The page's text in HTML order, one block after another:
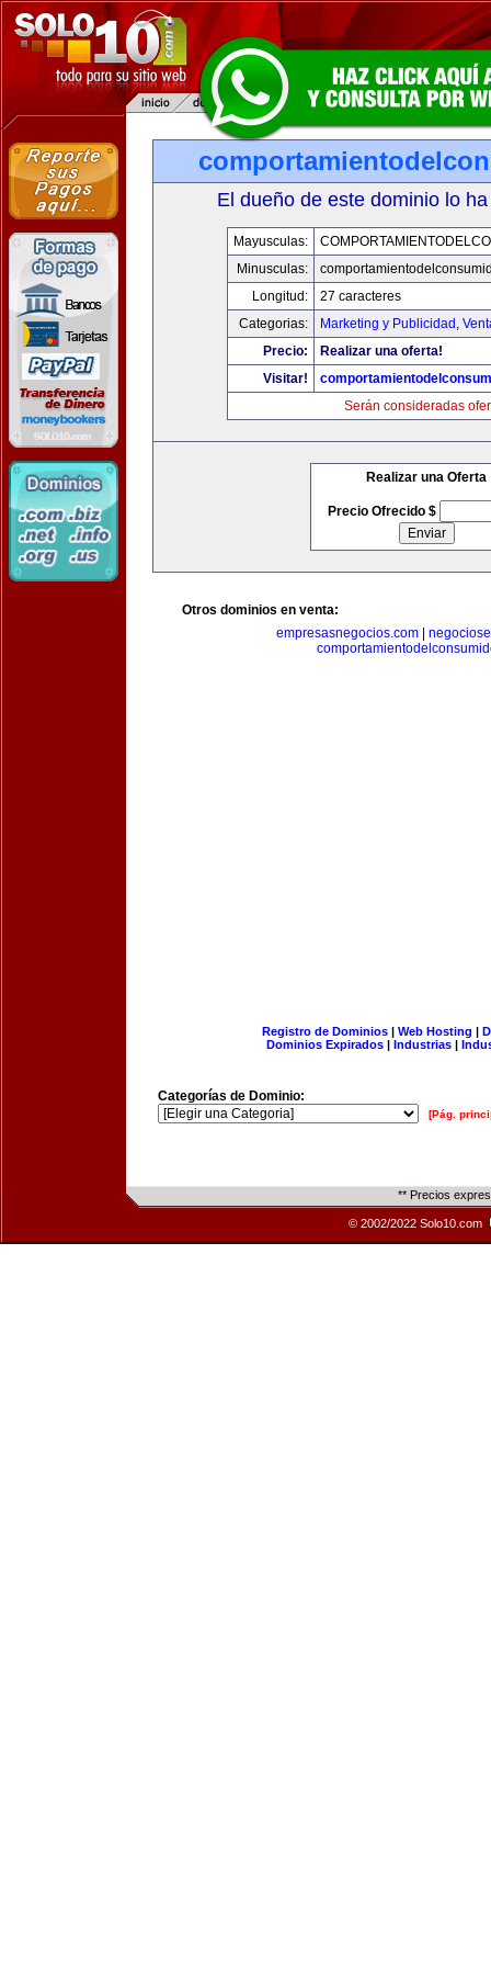
El dueño de este dominio lo
Mayusculas:
Minusculas:
Longitud:
27 caracteres
Categorias:
Marketing y Publicidad ,
Precio:
Realizar una oferta!
Visitar!
Serán consideradas
Realizar una Oferta
Precio Ofrecido $
Otros dominios en venta:
empresasnegocios.com|
Registro de Dominios| Web Hosting |
Dominios Expirados | Industrias |
Categorías de Dominio:
[Pág.
** Precios
© 2002/2022 Solo10.com